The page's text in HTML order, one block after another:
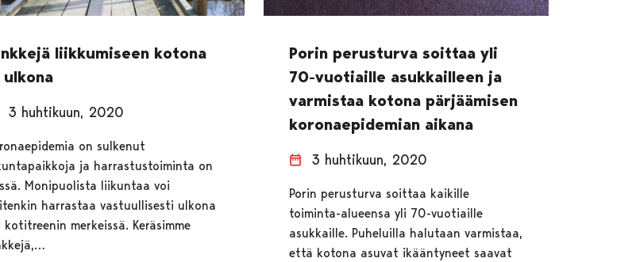
liikkumiseen kotona
ulkona
3 huhtikuun, 2020
on sulkenut
ja harrastustoiminta on
Monipuolista liikuntaa voi
harrastaa vastuullisesti ulkona
kotitreenin merkeissä. Keräsimme
Porin perusturva soittaa yli
70-vuotiaille asukkailleen ja
varmistaa kotona pärjäämisen
koronaepidemian aikana
3 huhtikuun, 2020
Porin perusturva soittaa kaikille
toiminta-alueensa yli 70-vuotiaille
asukkaille. Puheluilla halutaan varmistaa,
että kotona asuvat ikääntyneet saavat